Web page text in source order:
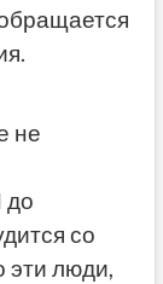
не
до
со
эти люди,